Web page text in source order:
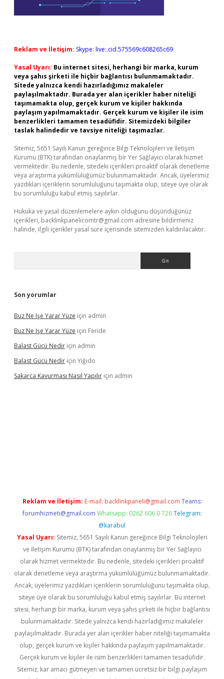
Reklam ve İletişim: Skype: live:.cid.575569c608265c69
Yasal Uyarı: Bu internet sitesi, herhangi bir marka, kurum
veya şahıs şirketi ile hiçbir bağlantısı bulunmamaktadır.
Sitede yalnızca kendi hazırladığımız makaleler
paylaşılmaktadır. Burada yer alan içerikler haber niteliği
taşımamakta olup, gerçek kurum ve kişiler hakkında
paylaşım yapılmamaktadır. Gerçek kurum ve kişiler ile isim
benzerlikleri tamamen tesadüfidir. Sitemizdeki bilgiler
taslak halindedir ve tavsiye niteliği taşımazlar.
Sitemiz, 5651 Sayılı Kanun gereğince Bilgi Teknolojileri ve İletişim
Kurumu (BTK) tarafından onaylanmış bir Yer Sağlayıcı olarak hizmet
vermektedir. Bu nedenle, sitedeki içerikleri proaktif olarak denetleme
veya araştırma yükümlülüğümüz bulunmamaktadır. Ancak, üyelerimiz
yazdıkları içeriklerin sorumluluğunu taşımakta olup, siteye üye olarak
bu sorumluluğu kabul etmiş sayılırlar.
Hukuka ve yasal düzenlemelere aykırı olduğunu düşündüğünüz
içerikleri, backlinkpanelicomtr@gmail.com adresine bildirmeniz
halinde, ilgili içerikler yasal süre içerisinde sitemizden kaldırılacaktır.
Son yorumlar
Buz Ne Işe Yarar Yüze için admin
Buz Ne Işe Yarar Yüze için Feride
Balast Gücü Nedir için admin
Balast Gücü Nedir için Yiğido
Sakarca Kavurması Nasıl Yapılır için admin
Reklam ve İletişim: E-mail: backlinkpaneli@gmail.com Teams:
forumhizmeti@gmail.com Whatsapp: 0262 606 0 726 Telegram:
@karabul
Yasal Uyarı: Sitemiz, 5651 Sayılı Kanun gereğince Bilgi Teknolojileri
ve İletişim Kurumu (BTK) tarafından onaylanmış bir Yer Sağlayıcı
olarak hizmet vermektedir. Bu nedenle, sitedeki içerikleri proaktif
olarak denetleme veya araştırma yükümlülüğümüz bulunmamaktadır.
Ancak, üyelerimiz yazdıkları içeriklerin sorumluluğunu taşımakta olup,
siteye üye olarak bu sorumluluğu kabul etmiş sayılırlar. Bu internet
sitesi, herhangi bir marka, kurum veya şahıs şirketi ile hiçbir bağlantısı
bulunmamaktadır. Sitede yalnızca kendi hazırladığımız makaleler
paylaşılmaktadır. Burada yer alan içerikler haber niteliği taşımamakta
olup, gerçek kurum ve kişiler hakkında paylaşım yapılmamaktadır.
Gerçek kurum ve kişiler ile isim benzerlikleri tamamen tesadüfidir.
Sitemiz, kar amacı gütmeyen ve tamamen ücretsiz bir bilgi paylaşım